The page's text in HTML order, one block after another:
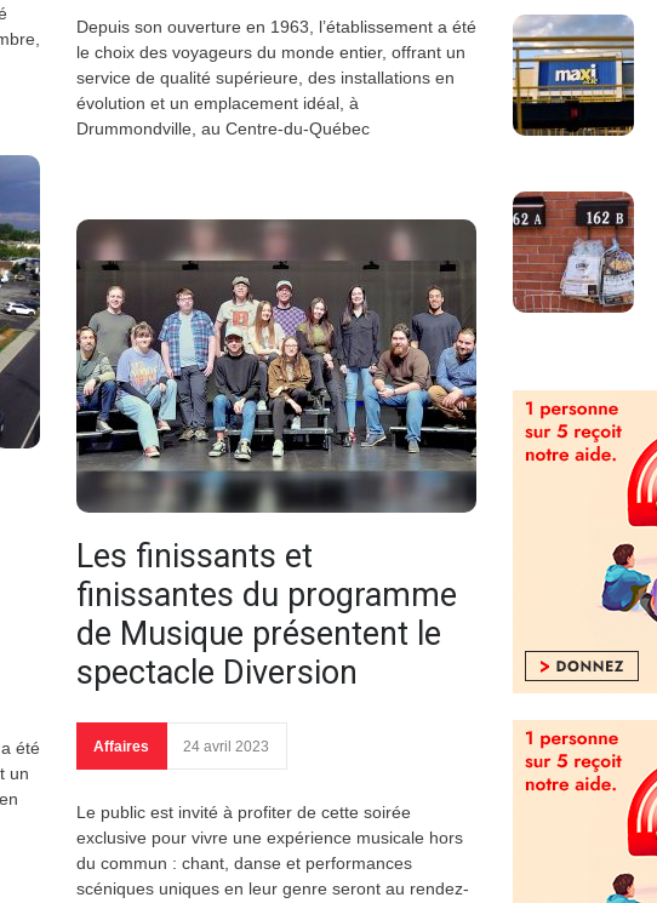
été
un
Depuis son ouverture en 1963, l’établissement a été
le choix des voyageurs du monde entier, offrant un
service de qualité supérieure, des installations en
évolution et un emplacement idéal, à
Drummondville, au Centre-du-Québec
Les finissants et
finissantes du programme
de Musique présentent le
spectacle Diversion
Affaires 24 avril 2023
Le public est invité à profiter de cette soirée
exclusive pour vivre une expérience musicale hors
du commun : chant, danse et performances
scéniques uniques en leur genre seront au rendez-